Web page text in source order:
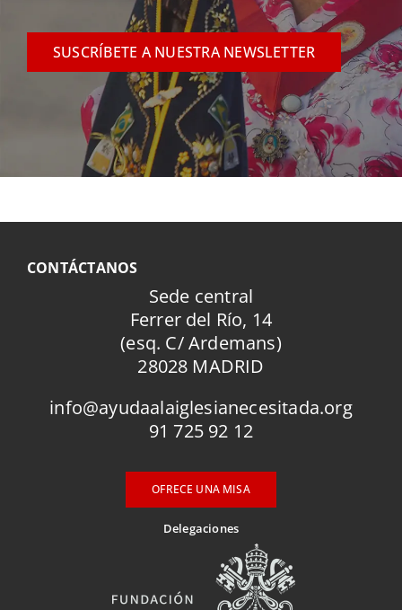
SUSCRÍBETE A NUESTRA NEWSLETTER
CONTÁCTANOS
Sede central
Ferrer del Río, 14
(esq. C/ Ardemans)
28028 MADRID
info@ayudaalaiglesianecesitada.org
91 725 92 12
OFRECE UNA MISA
Delegaciones